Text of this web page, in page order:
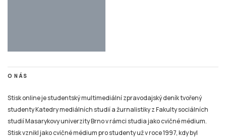
studií Masarykovy univerzity Brno v rámci studia jako cvičné médium.
jedním z prvních internetových časopisů v České republice.
Na portálu zájemci najdou studentský deník Stisk Online, Rádio Stisk, TV
Stisk a také výstupy některých dalších žurnalistických kurzů (s přesahem
na sociální sítě). Cílem multimediální dílny je simulace redakčního